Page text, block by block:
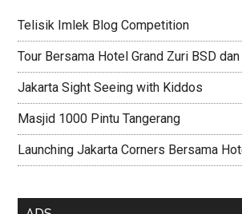
Telisik Imlek Blog Competition
Tour Bersama Hotel Grand Zuri BSD
Jakarta Sight Seeing with Kiddos
Masjid 1000 Pintu Tangerang
Launching Jakarta Corners Bersama